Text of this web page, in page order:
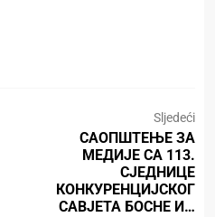
Sljedeći
САОПШТЕЊЕ ЗА
МЕДИЈЕ СА 113.
СЈЕДНИЦЕ
КОНКУРЕНЦИЈСКОГ
САВЈЕТА БОСНЕ И…